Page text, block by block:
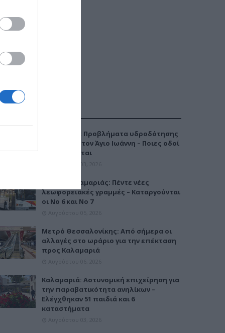
Καλαμαριά: Προβλήματα υδροδότησης
την Τρίτη στον Άγιο Ιωάννη – Ποιες οδοί
επηρεάζονται
Μετρό Καλαμαριάς: Πέντε νέες
λεωφορειακές γραμμές – Καταργούνται
οι Νο 6 και Νο 7
Μετρό Θεσσαλονίκης: Από σήμερα οι
αλλαγές στο ωράριο για την επέκταση
προς Καλαμαριά
Καλαμαριά: Αστυνομική επιχείρηση για
την παραβατικότητα ανηλίκων –
Ελέγχθηκαν 51 παιδιά και 6
καταστήματα